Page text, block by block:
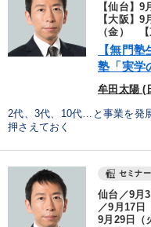
【仙台】
【大阪】
（金） 【
【無門
塾「実学
牟田太陽 (
2代、3代、10代…と事業を発
押さえておく
セミナー
仙台／9
／9月17
9月29日（